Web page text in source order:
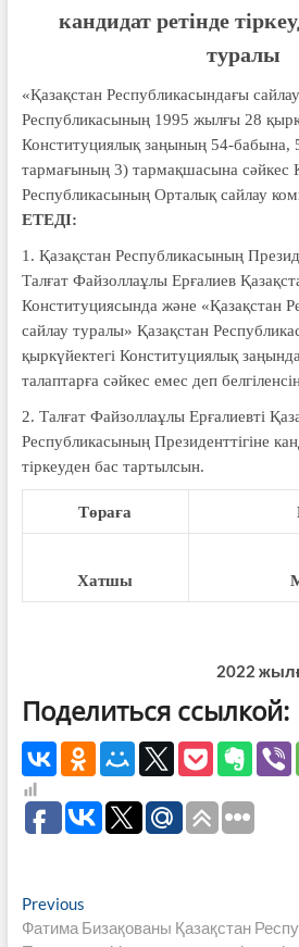
кандидат ретінде
туралы
«Қазақстан Республикасындағы
Республикасының 1995 жылғы 28
Конституциялық заңының 54-бабына,
тармағының 3) тармақшасына сәйкес
Республикасының Орталық сайлау
ЕТЕДІ:
1. Қазақстан Республикасының
Талғат Файзоллаұлы Ерғалиев
Конституциясында және «Қазақстан
сайлау туралы» Қазақстан
қыркүйектегі Конституциялық
талаптарға сәйкес емес деп
2. Талғат Файзоллаұлы Ерғалиевті
Республикасының Президенттігіне
тіркеуден бас тартылсын.
Төраға
Хатшы
2022
Поделиться ссылкой:
Навигация
PreviousPrevious
post:
Фатима Бизақованы Қазақстан